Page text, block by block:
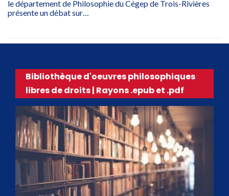
le département de Philosophie du Cégep de Trois-Rivières
présente un débat sur…
Bibliothèque d'oeuvres philosophiques
libres de droits | Rayons .epub et .pdf